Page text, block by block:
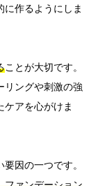
作るようにしま
ことが大切です。
リングや刺激の強
ケアを心がけま
因の一つです。